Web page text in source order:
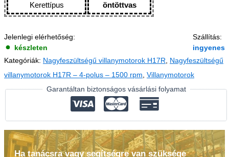
Kerettípus öntöttvas
Jelenlegi elérhetőség:
készleten
Szállítás:
ingyenes
Kategóriák: Nagyfeszültségű villanymotorok H17R
Nagyfeszültségű
villanymotorok H17R – 4-polus – 1500 rpm Villanymotorok
Garantáltan biztonságos vásárlási folyamat
Ha tanácsra vagy segítségre van szüksége